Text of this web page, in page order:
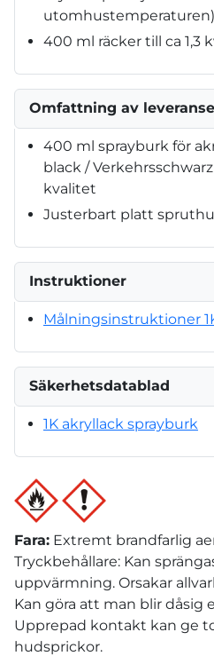
400 ml räcker till ca 1,3
Omfattning av
400 ml sprayburk för
black /
kvalitet
Justerbart platt
Instruktioner
Målningsinstruktioner
Säkerhetsdatablad
1K akryllack sprayburk
Fara: Extremt brandfarlig
Tryckbehållare: Kan
uppvärmning. Orsakar
Kan göra att man blir dåsig
Upprepad kontakt kan ge
hudsprickor.